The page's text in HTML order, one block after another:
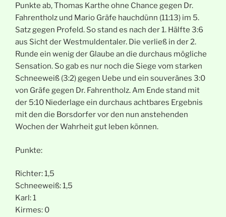
Punkte ab, Thomas Karthe ohne Chance gegen Dr.
Fahrentholz und Mario Gräfe hauchdünn (11:13) im 5.
Satz gegen Profeld. So stand es nach der 1. Hälfte 3:6
aus Sicht der Westmuldentaler. Die verließ in der 2.
Runde ein wenig der Glaube an die durchaus mögliche
Sensation. So gab es nur noch die Siege vom starken
Schneeweiß (3:2) gegen Uebe und ein souveränes 3:0
von Gräfe gegen Dr. Fahrentholz. Am Ende stand mit
der 5:10 Niederlage ein durchaus achtbares Ergebnis
mit den die Borsdorfer vor den nun anstehenden
Wochen der Wahrheit gut leben können.
Punkte:
Richter: 1,5
Schneeweiß: 1,5
Karl: 1
Kirmes: 0